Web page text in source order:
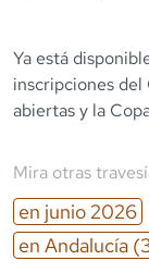
Ya está
inscripciones del
abiertas y la
Mira otras
en junio 2026
en Andalucía